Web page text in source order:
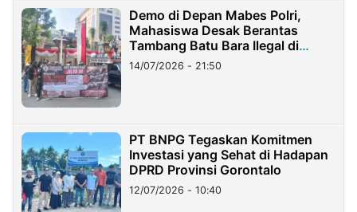
Demo di Depan Mabes Polri,
Mahasiswa Desak Berantas
Tambang Batu Bara Ilegal di
Lampung
14/07/2026 - 21:50
PT BNPG Tegaskan Komitmen
Investasi yang Sehat di Hadapan
DPRD Provinsi Gorontalo
12/07/2026 - 10:40